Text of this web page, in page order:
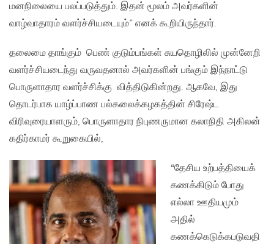
மனநிலையை பலப்படுத்தும். இதன் மூலம் அவர்களின்
வாழ்வாதாரம் வளர்ச்சியடையும்” எனக் கூறியிருந்தார்.
தலைமை தாங்கும் பெண் குடும்பங்கள் சுயதொழிலில் முன்னேறி
வளர்ச்சியடைந்து வருவதனால் அவர்களின் பங்கும் இந்நாட்டு
பொருளாதார வளர்ச்சிக்கு வித்திடுகின்றது. ஆகவே, இது
தொடர்பாக யாழ்ப்பாண பல்கலைக்கழகத்தின் சிரேஷ்ட
விரிவுரையாளரும், பொருளாதார நிபுணருமான கலாநிதி அகிலன்
கதிர்காமர் கூறுகையில்,
“தேசிய உற்பத்தியைக்
கணக்கிடும் போது
எல்லா ஊதியமும்
அதில்
கணக்கெடுக்கபடுவதி